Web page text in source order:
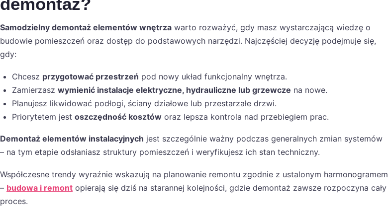
Samodzielny demontaż elementów wnętrza warto rozważyć, gdy masz wystarczającą wiedzę o
budowie pomieszczeń oraz dostęp do podstawowych narzędzi. Najczęściej decyzję podejmuje się,
gdy:
Chcesz przygotować przestrzeń pod nowy układ funkcjonalny wnętrza.
Zamierzasz wymienić instalacje elektryczne, hydrauliczne lub grzewcze na nowe.
Planujesz likwidować podłogi, ściany działowe lub przestarzałe drzwi.
Priorytetem jest oszczędność kosztów oraz lepsza kontrola nad przebiegiem prac.
Demontaż elementów instalacyjnych jest szczególnie ważny podczas generalnych zmian systemów
– na tym etapie odsłaniasz struktury pomieszczeń i weryfikujesz ich stan techniczny.
Współczesne trendy wyraźnie wskazują na planowanie remontu zgodnie z ustalonym harmonogramem
– budowa i remont opierają się dziś na starannej kolejności, gdzie demontaż zawsze rozpoczyna cały
proces.